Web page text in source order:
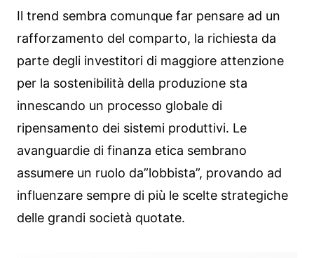
Il trend sembra comunque far pensare ad un
rafforzamento del comparto, la richiesta da
parte degli investitori di maggiore attenzione
per la sostenibilità della produzione sta
innescando un processo globale di
ripensamento dei sistemi produttivi. Le
avanguardie di finanza etica sembrano
assumere un ruolo da”lobbista”, provando ad
influenzare sempre di più le scelte strategiche
delle grandi società quotate.